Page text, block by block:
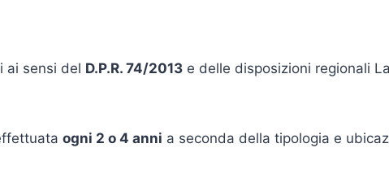
ai sensi del D.P.R. 74/2013 e delle disposizioni regionali
ogni 2 o 4 anni a seconda della tipologia e